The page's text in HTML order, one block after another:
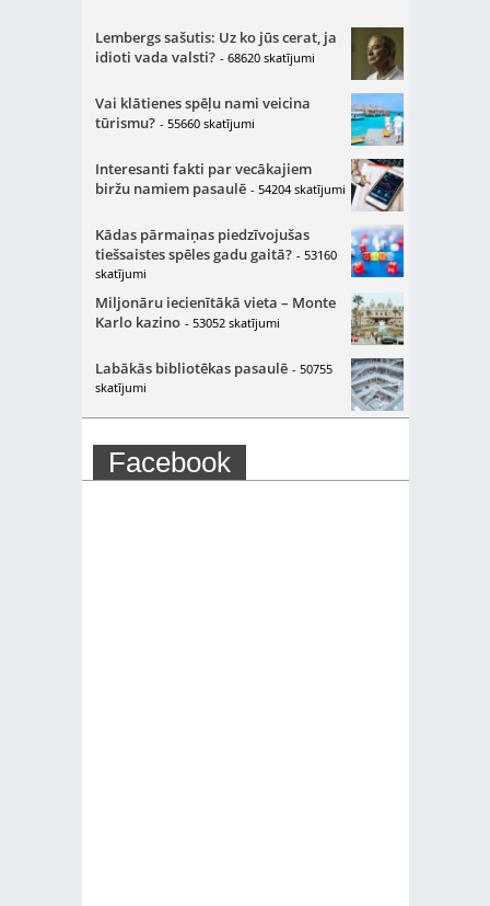
Lembergs sašutis: Uz ko jūs cerat, ja
idioti vada valsti? - 68620 skatījumi
Vai klātienes spēļu nami veicina
tūrismu? - 55660 skatījumi
Interesanti fakti par vecākajiem
biržu namiem pasaulē - 54204 skatījumi
Kādas pārmaiņas piedzīvojušas
tiešsaistes spēles gadu gaitā? - 53160
skatījumi
Miljonāru iecienītākā vieta – Monte
Karlo kazino - 53052 skatījumi
Labākās bibliotēkas pasaulē - 50755
skatījumi
Facebook